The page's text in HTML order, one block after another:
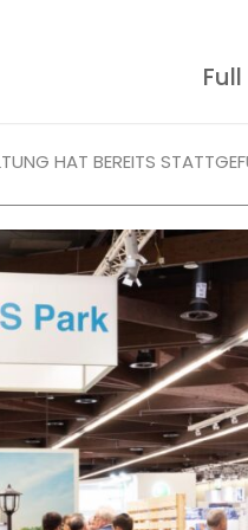
HAT BEREITS